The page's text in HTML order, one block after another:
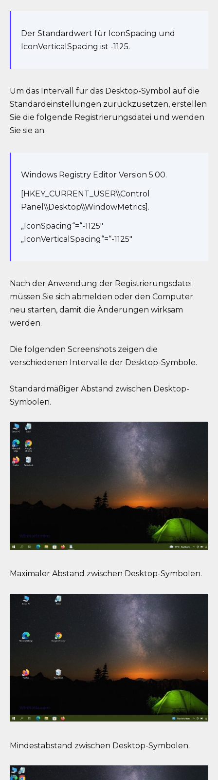
Der Standardwert für IconSpacing und
IconVerticalSpacing ist -1125.
Um das Intervall für das Desktop-Symbol auf die
Standardeinstellungen zurückzusetzen, erstellen
Sie die folgende Registrierungsdatei und wenden
Sie sie an:
Windows Registry Editor Version 5.00.
[HKEY_CURRENT_USER\\Control
Panel\\Desktop\\WindowMetrics].
„IconSpacing“=“-1125″
„IconVerticalSpacing“=“-1125″
Nach der Anwendung der Registrierungsdatei
müssen Sie sich abmelden oder den Computer
neu starten, damit die Änderungen wirksam
werden.
Die folgenden Screenshots zeigen die
verschiedenen Intervalle der Desktop-Symbole.
Standardmäßiger Abstand zwischen Desktop-
Symbolen.
Maximaler Abstand zwischen Desktop-Symbolen.
Mindestabstand zwischen Desktop-Symbolen.